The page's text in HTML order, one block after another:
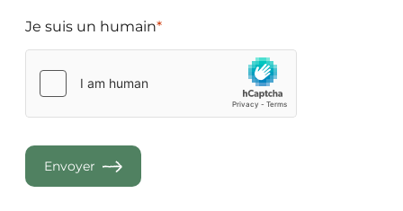
Je suis un humain*